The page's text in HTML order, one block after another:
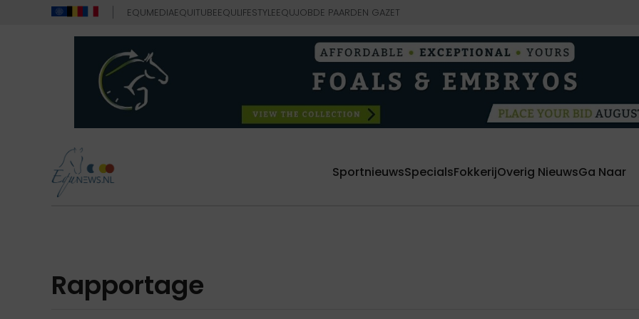
EQUMEDIAEQUITUBEEQULIFESTYLEEQUJOBDE PAARDEN GAZET
SportnieuwsSpecialsFokkerijOverig NieuwsGa Naar
Rapportage